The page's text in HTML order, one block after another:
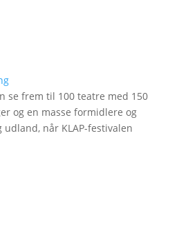
se frem til 100 teatre med 150
og en masse formidlere og
når KLAP-festivalen